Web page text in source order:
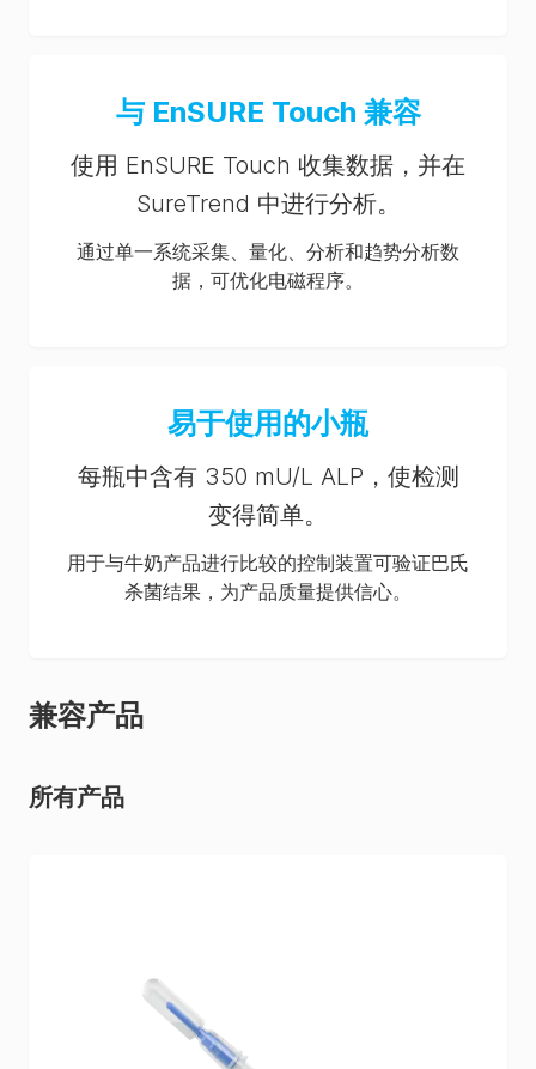
与 EnSURE Touch 兼容
使用 EnSURE Touch 收集数据，并在
SureTrend 中进行分析。
通过单一系统采集、量化、分析和趋势分析数
据，可优化电磁程序。
易于使用的小瓶
每瓶中含有 350 mU/L ALP，使检测
变得简单。
用于与牛奶产品进行比较的控制装置可验证巴氏
杀菌结果，为产品质量提供信心。
兼容产品
所有产品